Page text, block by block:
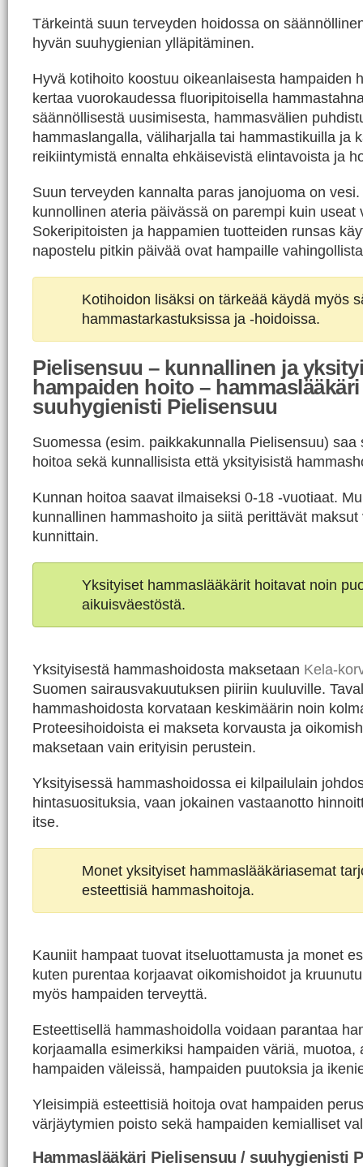
Tärkeintä suun terveyden hoidossa on
hyvän suuhygienian ylläpitäminen.
Hyvä kotihoito koostuu oikeanlaisesta hampaiden
kertaa vuorokaudessa fluoripitoisella
säännöllisestä uusimisesta, hammasvälien
hammaslangalla, väliharjalla tai hammastikuilla ja
reikiintymistä ennalta ehkäisevistä elintavoista ja
Suun terveyden kannalta paras janojuoma on
kunnollinen ateria päivässä on parempi kuin useat
Sokeripitoisten ja happamien tuotteiden runsas
napostelu pitkin päivää ovat hampaille
Kotihoidon lisäksi on tärkeää käydä myös
hammastarkastuksissa ja -hoidoissa.
Pielisensuu – kunnallinen ja
hampaiden hoito –
suuhygienisti Pielisensuu
Suomessa (esim. paikkakunnalla Pielisensuu) saa
hoitoa sekä kunnallisista että yksityisistä
Kunnan hoitoa saavat ilmaiseksi 0-18 -vuotiaat.
kunnallinen hammashoito ja siitä perittävät maksut
kunnittain.
Yksityiset hammaslääkärit hoitavat noin
aikuisväestöstä.
Yksityisestä hammashoidosta maksetaan Kela-
Suomen sairausvakuutuksen piiriin kuuluville.
hammashoidosta korvataan keskimäärin noin
Proteesihoidoista ei makseta korvausta ja
maksetaan vain erityisin perustein.
Yksityisessä hammashoidossa ei kilpailulain
hintasuosituksia, vaan jokainen vastaanotto
itse.
Monet yksityiset hammaslääkäriasemat
esteettisiä hammashoitoja.
Kauniit hampaat tuovat itseluottamusta ja monet
kuten purentaa korjaavat oikomishoidot ja
myös hampaiden terveyttä.
Esteettisellä hammashoidolla voidaan parantaa
korjaamalla esimerkiksi hampaiden väriä, muotoa,
hampaiden väleissä, hampaiden puutoksia ja
Yleisimpiä esteettisiä hoitoja ovat hampaiden
värjäytymien poisto sekä hampaiden kemialliset
Hammaslääkäri Pielisensuu / suuhygienisti